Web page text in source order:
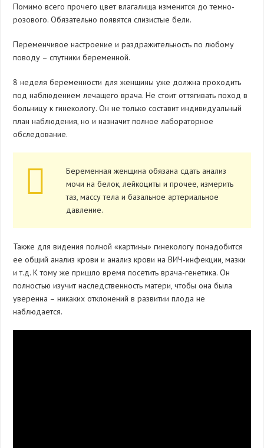
Помимо всего прочего цвет влагалища изменится до темно-
розового. Обязательно появятся слизистые бели.
Переменчивое настроение и раздражительность по любому
поводу – спутники беременной.
8 неделя беременности для женщины уже должна проходить
под наблюдением лечащего врача. Не стоит оттягивать поход в
больницу к гинекологу. Он не только составит индивидуальный
план наблюдения, но и назначит полное лабораторное
обследование.
Беременная женщина обязана сдать анализ
мочи на белок, лейкоциты и прочее, измерить
таз, массу тела и базальное артериальное
давление.
Также для видения полной «картины» гинекологу понадобится
ее общий анализ крови и анализ крови на ВИЧ-инфекции, мазки
и т.д. К тому же пришло время посетить врача-генетика. Он
полностью изучит наследственность матери, чтобы она была
уверенна – никаких отклонений в развитии плода не
наблюдается.